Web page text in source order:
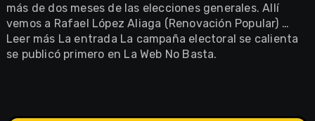
más de dos meses de las elecciones generales. Allí
vemos a Rafael López Aliaga (Renovación Popular) …
Leer más La entrada La campaña electoral se calienta
se publicó primero en La Web No Basta.